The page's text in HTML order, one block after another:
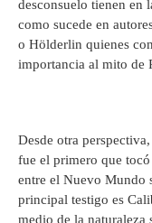
desconsuelo tienen en
como sucede en
o Hölderlin quienes
importancia al mito de
Desde otra
fue el primero que tocó
entre el Nuevo Mundo
principal testigo es
medio de la